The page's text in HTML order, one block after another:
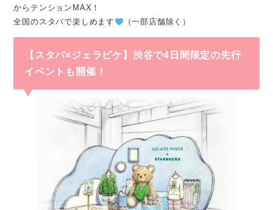
からテンションMAX！
全国のスタバで楽しめます
（一部店舗除く）
【スタバ×ジェラピケ】渋谷で4日間限定の先行
イベントも開催！